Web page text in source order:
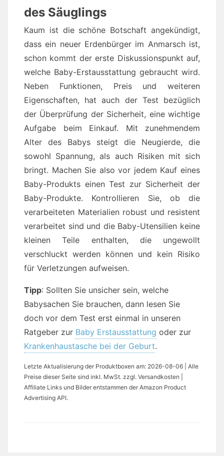
des Säuglings
Kaum ist die schöne Botschaft angekündigt,
dass ein neuer Erdenbürger im Anmarsch ist,
schon kommt der erste Diskussionspunkt auf,
welche Baby-Erstausstattung gebraucht wird.
Neben Funktionen, Preis und weiteren
Eigenschaften, hat auch der Test bezüglich
der Überprüfung der Sicherheit, eine wichtige
Aufgabe beim Einkauf. Mit zunehmendem
Alter des Babys steigt die Neugierde, die
sowohl Spannung, als auch Risiken mit sich
bringt. Machen Sie also vor jedem Kauf eines
Baby-Produkts einen Test zur Sicherheit der
Baby-Produkte. Kontrollieren Sie, ob die
verarbeiteten Materialien robust und resistent
verarbeitet sind und die Baby-Utensilien keine
kleinen Teile enthalten, die ungewollt
verschluckt werden können und kein Risiko
für Verletzungen aufweisen.
Tipp: Sollten Sie unsicher sein, welche
Babysachen Sie brauchen, dann lesen Sie
doch vor dem Test erst einmal in unseren
Ratgeber zur Baby Erstausstattung oder zur
Krankenhaustasche bei der Geburt.
Letzte Aktualisierung der Produktboxen am: 2026-08-06 | Alle
Preise dieser Seite sind inkl. MwSt. zzgl. Versandkosten |
Affiliate Links und Bilder entstammen der Amazon Product
Advertising API.